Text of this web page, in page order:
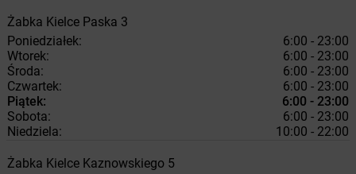
Żabka Kielce Paska 3
Poniedziałek:
6:00 - 23:00
Wtorek:
6:00 - 23:00
Środa:
6:00 - 23:00
Czwartek:
6:00 - 23:00
Piątek:
6:00 - 23:00
Sobota:
6:00 - 23:00
Niedziela:
10:00 - 22:00
Żabka Kielce Kaznowskiego 5